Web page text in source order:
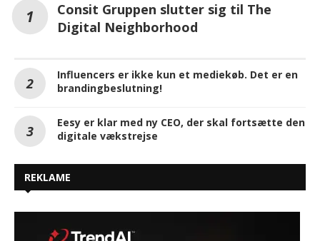
Consit Gruppen slutter sig til The
Digital Neighborhood
Influencers er ikke kun et mediekøb. Det er en
brandingbeslutning!
Eesy er klar med ny CEO, der skal fortsætte den
digitale vækstrejse
REKLAME